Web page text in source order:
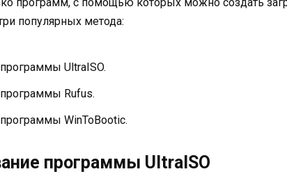
программ, с помощью которых можно создать
популярных метода:
UltraISO.
Rufus.
WinToBootic.
программы UltraISO